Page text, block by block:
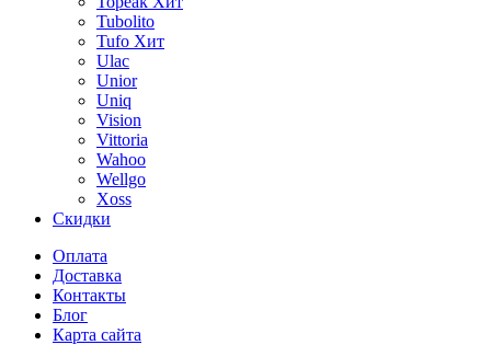
Tubolito
Tufo Хит
Ulac
Unior
Uniq
Vision
Vittoria
Wahoo
Wellgo
Xoss
Скидки
Оплата
Доставка
Контакты
Блог
Карта сайта